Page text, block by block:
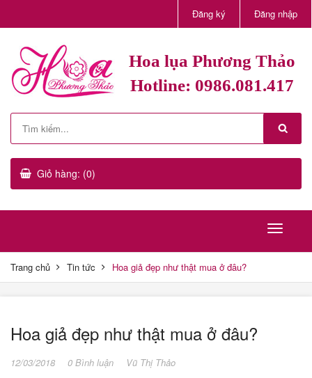
Đăng ký Đăng nhập
Hoa lụa Phương Thảo
Hotline: 0986.081.417
Giỏ hàng: (0)
Trang chủ Tin tức Hoa giả đẹp như thật mua ở đâu?
Hoa giả đẹp như thật mua ở đâu?
12/03/2018 0 Bình luận Vũ Thị Thảo